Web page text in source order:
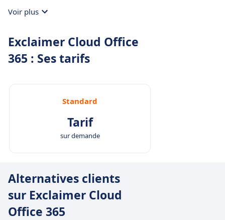
Voir plus
Exclaimer Cloud Office
365 : Ses tarifs
Standard
Tarif
sur demande
Alternatives clients
sur Exclaimer Cloud
Office 365